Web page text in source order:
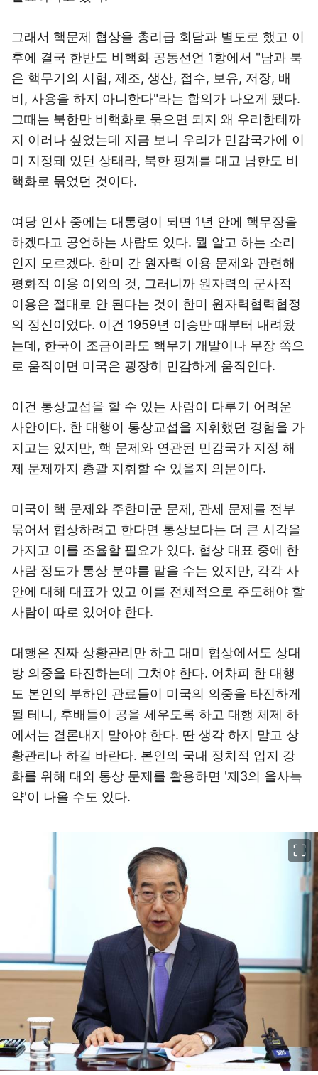
그래서 핵문제 협상을 총리급 회담과 별도로 했고 이
후에 결국 한반도 비핵화 공동선언 1항에서 "남과 북
은 핵무기의 시험, 제조, 생산, 접수, 보유, 저장, 배
비, 사용을 하지 아니한다"라는 합의가 나오게 됐다.
그때는 북한만 비핵화로 묶으면 되지 왜 우리한테까
지 이러나 싶었는데 지금 보니 우리가 민감국가에 이
미 지정돼 있던 상태라, 북한 핑계를 대고 남한도 비
핵화로 묶었던 것이다.
여당 인사 중에는 대통령이 되면 1년 안에 핵무장을
하겠다고 공언하는 사람도 있다. 뭘 알고 하는 소리
인지 모르겠다. 한미 간 원자력 이용 문제와 관련해
평화적 이용 이외의 것, 그러니까 원자력의 군사적
이용은 절대로 안 된다는 것이 한미 원자력협력협정
의 정신이었다. 이건 1959년 이승만 때부터 내려왔
는데, 한국이 조금이라도 핵무기 개발이나 무장 쪽으
로 움직이면 미국은 굉장히 민감하게 움직인다.
이건 통상교섭을 할 수 있는 사람이 다루기 어려운
사안이다. 한 대행이 통상교섭을 지휘했던 경험을 가
지고는 있지만, 핵 문제와 연관된 민감국가 지정 해
제 문제까지 총괄 지휘할 수 있을지 의문이다.
미국이 핵 문제와 주한미군 문제, 관세 문제를 전부
묶어서 협상하려고 한다면 통상보다는 더 큰 시각을
가지고 이를 조율할 필요가 있다. 협상 대표 중에 한
사람 정도가 통상 분야를 맡을 수는 있지만, 각각 사
안에 대해 대표가 있고 이를 전체적으로 주도해야 할
사람이 따로 있어야 한다.
대행은 진짜 상황관리만 하고 대미 협상에서도 상대
방 의중을 타진하는데 그쳐야 한다. 어차피 한 대행
도 본인의 부하인 관료들이 미국의 의중을 타진하게
될 테니, 후배들이 공을 세우도록 하고 대행 체제 하
에서는 결론내지 말아야 한다. 딴 생각 하지 말고 상
황관리나 하길 바란다. 본인의 국내 정치적 입지 강
화를 위해 대외 통상 문제를 활용하면 '제3의 을사늑
약'이 나올 수도 있다.